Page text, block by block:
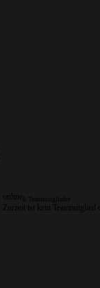
online
Zurzeit ist kein Teammitglied